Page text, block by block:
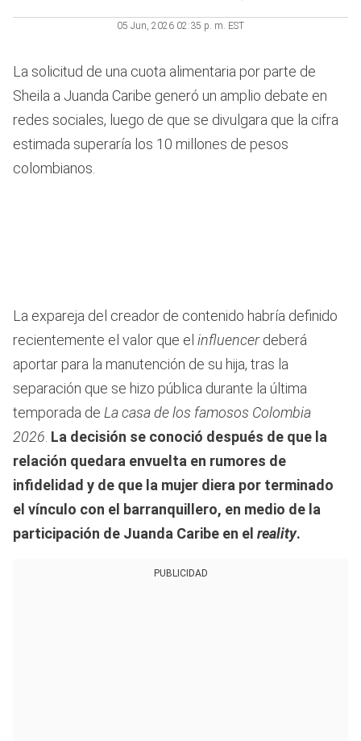
05 Jun, 2026 02:35 p. m. EST
La solicitud de una cuota alimentaria por parte de
Sheila a Juanda Caribe generó un amplio debate en
redes sociales, luego de que se divulgara que la cifra
estimada superaría los 10 millones de pesos
colombianos.
La expareja del creador de contenido habría definido
recientemente el valor que el influencerdeberá
aportar para la manutención de su hija, tras la
separación que se hizo pública durante la última
temporada de La casa de los famosos Colombia
2026 La decisión se conoció después de que la
relación quedara envuelta en rumores de
infidelidad y de que la mujer diera por terminado
el vínculo con el barranquillero, en medio de la
participación de Juanda Caribe en el reality.
PUBLICIDAD